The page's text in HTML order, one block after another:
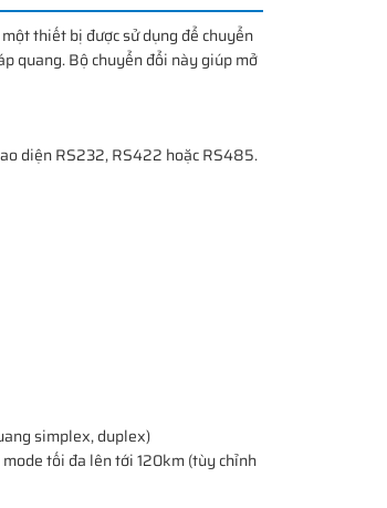
thiết bị được sử dụng để chuyển
quang. Bộ chuyển đổi này giúp mở
diện RS232, RS422 hoặc RS485.
simplex, duplex)
tối đa lên tới 120km (tùy chỉnh